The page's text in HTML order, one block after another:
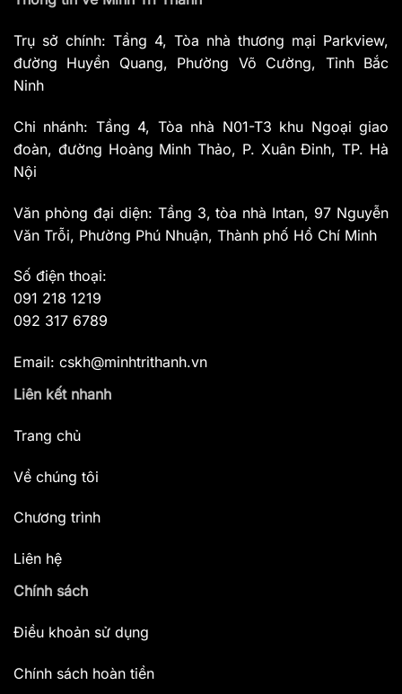
Trụ sở chính: Tầng 4, Tòa nhà thương mại Parkview,
đường Huyền Quang, Phường Võ Cường, Tỉnh Bắc
Ninh
Chi nhánh: Tầng 4, Tòa nhà N01-T3 khu Ngoại giao
đoàn, đường Hoàng Minh Thảo, P. Xuân Đỉnh, TP. Hà
Nội
Văn phòng đại diện: Tầng 3, tòa nhà Intan, 97 Nguyễn
Văn Trỗi, Phường Phú Nhuận, Thành phố Hồ Chí Minh
Số điện thoại:
091 218 1219
092 317 6789
Email: cskh@minhtrithanh.vn
Liên kết nhanh
Trang chủ
Về chúng tôi
Chương trình
Liên hệ
Chính sách
Điều khoản sử dụng
Chính sách hoàn tiền